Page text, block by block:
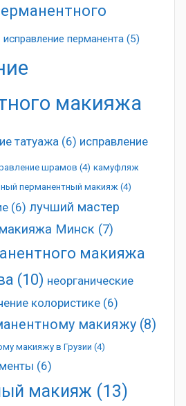
исправление перманента (5)
макияжа
татуажа (6) исправление
шрамов (4) камуфляж
перманентный макияж (4)
(6) лучший мастер
Минск (7)
макияжа
(10) неорганические
колористике (6)
макияжу (8)
макияжу в Грузии (4)
(6)
макияж (13)